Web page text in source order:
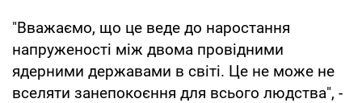
"Вважаємо, що це веде до наростання
напруженості між двома провідними
ядерними державами в світі. Це не може не
вселяти занепокоєння для всього людства", -